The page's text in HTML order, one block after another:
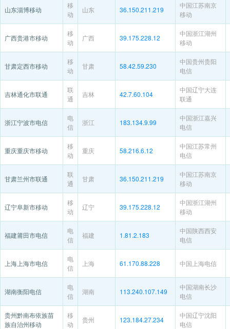
山东淄博移动
移
动
山东 36.150.211.219
中国江苏南京
移动
广西贵港市移动
移
动
广西 39.175.228.12
中国浙江湖州
移动
甘肃定西市移动
移
动
甘肃 58.42.59.230
中国贵州贵阳
电信
吉林通化市联通
联
通
吉林 42.7.60.104
中国辽宁大连
联通
浙江宁波市电信
电
信
浙江 183.134.9.99
中国浙江嘉兴
电信
重庆重庆市移动
移
动
重庆 58.216.6.12
中国江苏常州
电信
甘肃兰州市联通
联
通
甘肃 36.150.211.219
中国江苏南京
移动
辽宁阜新市移动
移
动
辽宁 39.175.228.12
中国浙江湖州
移动
福建莆田市电信
电
信
福建 1.81.2.183
中国陕西西安
电信
上海上海市电信
电
信
上海 61.170.88.228 中国上海电信
湖南衡阳电信
电
信
湖南 113.240.107.149
中国湖南长沙
电信
贵州黔南布依族苗
族自治州移动
移
动
贵州 123.184.27.234
中国辽宁沈阳
电信